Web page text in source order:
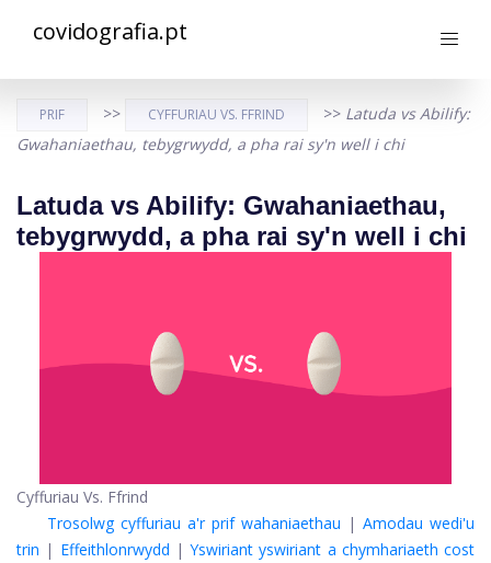
covidografia.pt
PRIF >> CYFFURIAU VS. FFRIND >> Latuda vs Abilify:
Gwahaniaethau, tebygrwydd, a pha rai sy'n well i chi
Latuda vs Abilify: Gwahaniaethau,
tebygrwydd, a pha rai sy'n well i chi
Cyffuriau Vs. Ffrind
Trosolwg cyffuriau a'r prif wahaniaethau | Amodau wedi'u
trin | Effeithlonrwydd | Yswiriant yswiriant a chymhariaeth cost